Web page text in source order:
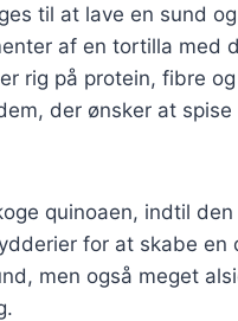
til at lave en sund
af en tortilla med
rig på protein, fibre
der ønsker at
quinoaen, indtil
for at skabe en
men også meget